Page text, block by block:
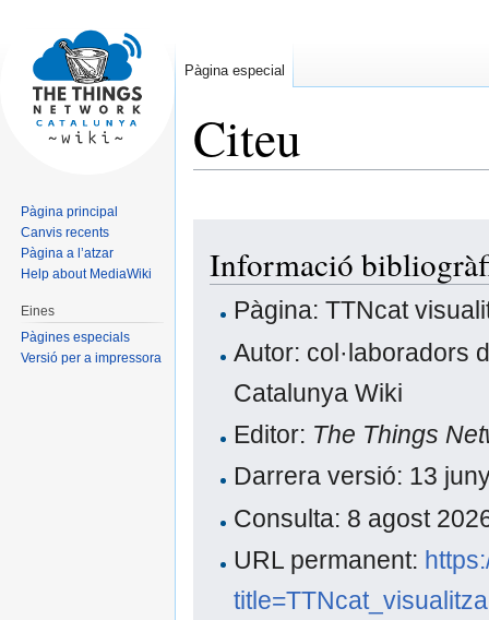
Citeu
navigation
search
Informació
Pàgina: TTNcat
Autor: col·laboradors
Catalunya Wiki
Editor: The Things
Darrera versió: 13
Consulta: 8 agost
URL permanent:
Pàgina especial
Pàgina principal
Canvis recents
Pàgina a l’atzar
Help about MediaWiki
Eines
Pàgines especials
Versió per a impressora